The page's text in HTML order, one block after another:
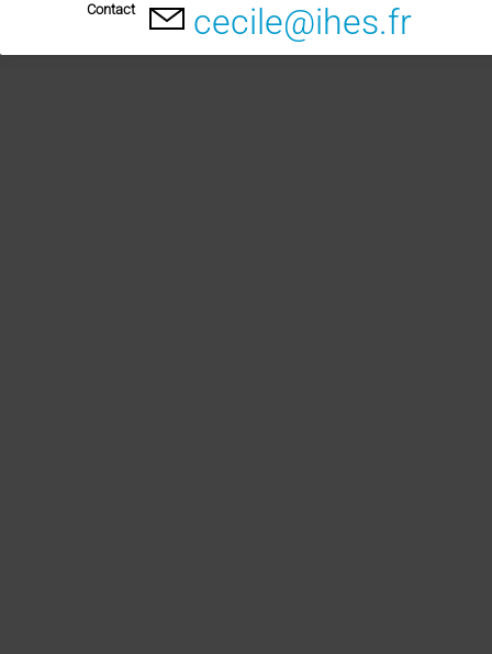
Contact cecile@ihes.fr